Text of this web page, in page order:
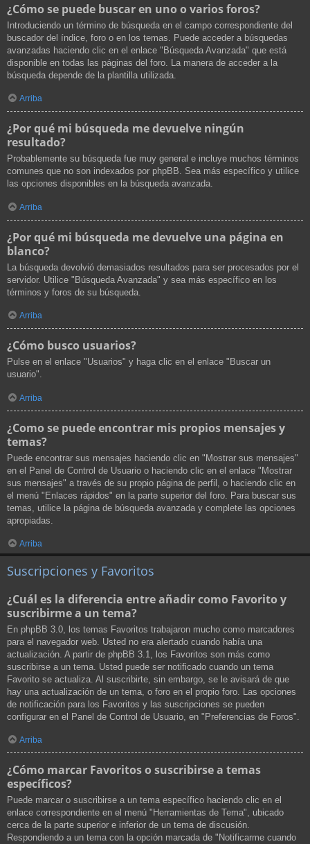
¿Cómo se puede buscar en uno o varios foros?
Introduciendo un término de búsqueda en el campo correspondiente del
buscador del índice, foro o en los temas. Puede acceder a búsquedas
avanzadas haciendo clic en el enlace "Búsqueda Avanzada" que está
disponible en todas las páginas del foro. La manera de acceder a la
búsqueda depende de la plantilla utilizada.
Arriba
¿Por qué mi búsqueda me devuelve ningún
resultado?
Probablemente su búsqueda fue muy general e incluye muchos términos
comunes que no son indexados por phpBB. Sea más específico y utilice
las opciones disponibles en la búsqueda avanzada.
Arriba
¿Por qué mi búsqueda me devuelve una página en
blanco?
La búsqueda devolvió demasiados resultados para ser procesados por el
servidor. Utilice "Búsqueda Avanzada" y sea más específico en los
términos y foros de su búsqueda.
Arriba
¿Cómo busco usuarios?
Pulse en el enlace "Usuarios" y haga clic en el enlace "Buscar un
usuario".
Arriba
¿Como se puede encontrar mis propios mensajes y
temas?
Puede encontrar sus mensajes haciendo clic en "Mostrar sus mensajes"
en el Panel de Control de Usuario o haciendo clic en el enlace "Mostrar
sus mensajes" a través de su propio página de perfil, o haciendo clic en
el menú "Enlaces rápidos" en la parte superior del foro. Para buscar sus
temas, utilice la página de búsqueda avanzada y complete las opciones
apropiadas.
Arriba
Suscripciones y Favoritos
¿Cuál es la diferencia entre añadir como Favorito y
suscribirme a un tema?
En phpBB 3.0, los temas Favoritos trabajaron mucho como marcadores
para el navegador web. Usted no era alertado cuando había una
actualización. A partir de phpBB 3.1, los Favoritos son más como
suscribirse a un tema. Usted puede ser notificado cuando un tema
Favorito se actualiza. Al suscribirte, sin embargo, se le avisará de que
hay una actualización de un tema, o foro en el propio foro. Las opciones
de notificación para los Favoritos y las suscripciones se pueden
configurar en el Panel de Control de Usuario, en "Preferencias de Foros".
Arriba
¿Cómo marcar Favoritos o suscribirse a temas
específicos?
Puede marcar o suscribirse a un tema específico haciendo clic en el
enlace correspondiente en el menú "Herramientas de Tema", ubicado
cerca de la parte superior e inferior de un tema de discusión.
Respondiendo a un tema con la opción marcada de "Notificarme cuando